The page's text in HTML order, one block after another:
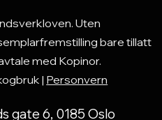
Uten
bare tillatt
med Kopinor.
| Personvern
gate 6, 0185 Oslo